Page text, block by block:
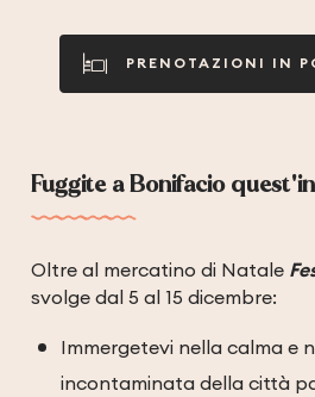
PRENOTAZIONI IN
Fuggite a Bonifacio
Oltre al mercatino di Natale
svolge dal 5 al 15 dicembre:
Immergetevi nella calma e
incontaminata della città